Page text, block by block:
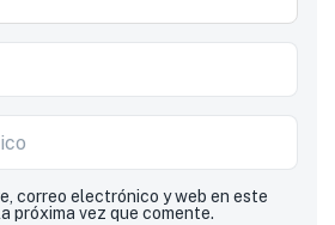
correo electrónico y web en este
próxima vez que comente.